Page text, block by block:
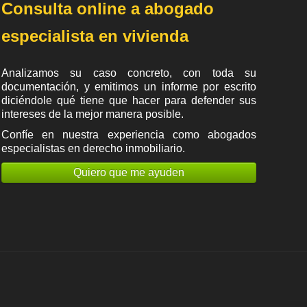
Consulta online a abogado
especialista en vivienda
Analizamos su caso concreto, con toda su
documentación, y emitimos un informe por escrito
diciéndole qué tiene que hacer para defender sus
intereses de la mejor manera posible.
Confíe en nuestra experiencia como abogados
especialistas en derecho inmobiliario.
Quiero que me ayuden